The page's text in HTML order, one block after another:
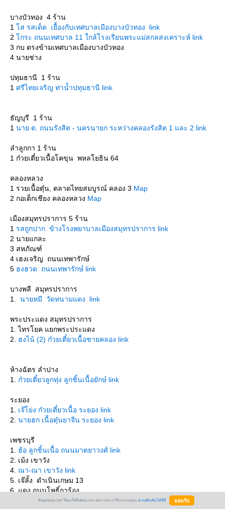
บางบัวทอง 4 ร้าน
1 ส รสเด็ด เยื้องกับเทศบาลเมืองบางบัวทอง link
2 กระ ถนนเทศบาล 11 ใกล้โรงเรียนพระแม่สกลสงเคราะห์ link
3 กบ ตรงข้ามเทศบาลเมืองบางบัวทอง
4 นายช่าง
ปทุมธานี 1 ร้าน
1 ศรีไทยเจริญ ท่าน้ำปทุมธานี link
ธัญบุรี 1 ร้าน
1 นาย ต. ถนนรังสิต - นครนายก ระหว่างคลองรังสิต 1 และ 2 link
ลำลูกกา 1 ร้าน
1 ก๋วยเตี๋ยวเนื้อโคขุน พหลโยธิน 64
คลองหลวง
1 รวยเนื้อตุ๋น, ตลาดไทยสมบูรณ์ คลอง 3 Map
2 กอเต็กเชียง คลองหลวง Map
เมืองสมุทรปราการ 5 ร้าน
1 รสถูกปาก ข้างโรงพยาบาลเมืองสมุทรปราการ link
2 นายแกละ
3 สหภัณฑ์
4 เฮงเจริญ ถนนเทพารักษ์
5 ฮงฮวด ถนนเทพารักษ์ link
บางพลี สมุทรปราการ
1. นายหมี วัดหนามแดง link
พระประแดง สมุทรปราการ
1. ไทรโยค แยกพระประแดง
2. ฮงไน้ (2) ก๋วยเตี๋ยวเนื้อชายคลอง link
ห้างฉัตร ลำปาง
1.
ก๋วยเตี๋ยวลูกทุ่ง ลูกชิ้นเนื้อยักษ์ link
ระยอง
1. เจ๊โย่ง ก๋วยเตี๋ยวเนื้อ ระยอง link
2. นายฮก เนื้อตุ๋นยาจีน ระยอง link
เพชรบุรี
1. ฮ้อ ลูกชิ้นเนื้อ ถนนมาตยาวงศ์ link
2. เม้ง เขาวัง
4. ณา-ณา เขาวัง link
5. เจ๊ลั้ง ดำเนินเกษม 13
6. แดง ถนนโพธิ์การ้อง
7. นายงัก ตรงข้ามสำนักงานปศุสัตว์
BlogGang.com ใช้คุกกี้เพื่อพัฒนาประสบการณ์การใช้งานของคุณ อ่านเพิ่มเติมได้ที่นี่